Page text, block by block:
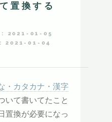
置換する
2021-01-05
2021-01-04
・カタカナ・漢字
いて書いてたこと
置換が必要になっ